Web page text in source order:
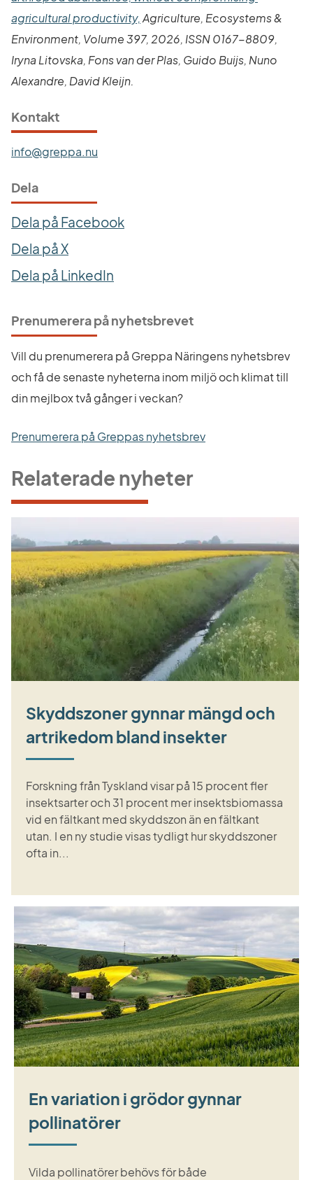
agricultural productivity,Länk till annan webbplats.
Agriculture, Ecosystems &
Environment, Volume 397, 2026, ISSN 0167-8809,
Iryna Litovska, Fons van der Plas, Guido Buijs, Nuno
Alexandre, David Kleijn.
Kontakt
info@greppa.nu
Dela
Dela på Facebook
Dela på X
Dela på LinkedIn
Prenumerera på nyhetsbrevet
Vill du prenumerera på Greppa Näringens nyhetsbrev
och få de senaste nyheterna inom miljö och klimat till
din mejlbox två gånger i veckan?
Prenumerera på Greppas nyhetsbrev
Relaterade nyheter
Skyddszoner gynnar mängd och
artrikedom bland insekter
Forskning från Tyskland visar på 15 procent fler
insektsarter och 31 procent mer insektsbiomassa
vid en fältkant med skyddszon än en fältkant
utan. I en ny studie visas tydligt hur skyddszoner
ofta in...
En variation i grödor gynnar
pollinatörer
Vilda pollinatörer behövs för både